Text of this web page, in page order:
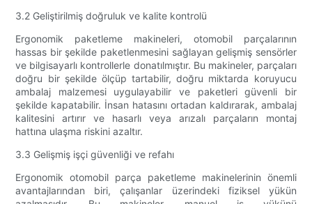
3.2 Geliştirilmiş doğruluk ve kalite kontrolü
Ergonomik paketleme makineleri, otomobil parçalarının
hassas bir şekilde paketlenmesini sağlayan gelişmiş sensörler
ve bilgisayarlı kontrollerle donatılmıştır. Bu makineler, parçaları
doğru bir şekilde ölçüp tartabilir, doğru miktarda koruyucu
ambalaj malzemesi uygulayabilir ve paketleri güvenli bir
şekilde kapatabilir. İnsan hatasını ortadan kaldırarak, ambalaj
kalitesini artırır ve hasarlı veya arızalı parçaların montaj
hattına ulaşma riskini azaltır.
3.3 Gelişmiş işçi güvenliği ve refahı
Ergonomik otomobil parça paketleme makinelerinin önemli
avantajlarından biri, çalışanlar üzerindeki fiziksel yükün